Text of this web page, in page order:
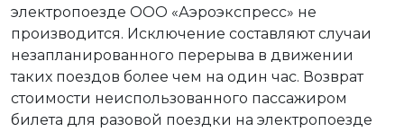
электропоезде ООО «Аэроэкспресс» не
производится. Исключение составляют случаи
незапланированного перерыва в движении
таких поездов более чем на один час. Возврат
стоимости неиспользованного пассажиром
билета для разовой поездки на электропоезде